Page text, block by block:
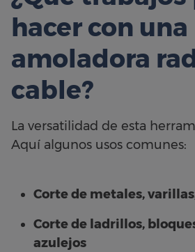
hacer con una
amoladora
cable?
La versatilidad de esta
Aquí algunos usos comunes:
Corte de metales,
Corte de ladrillos,
azulejos